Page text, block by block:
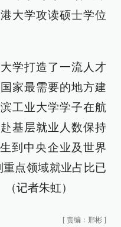
大学攻读硕士学位
学打造了一流人才
家最需要的地方建
工业大学学子在航
基层就业人数保持
到中央企业及世界
点领域就业占比已
记者朱虹）
[ 责编：邢彬 ]